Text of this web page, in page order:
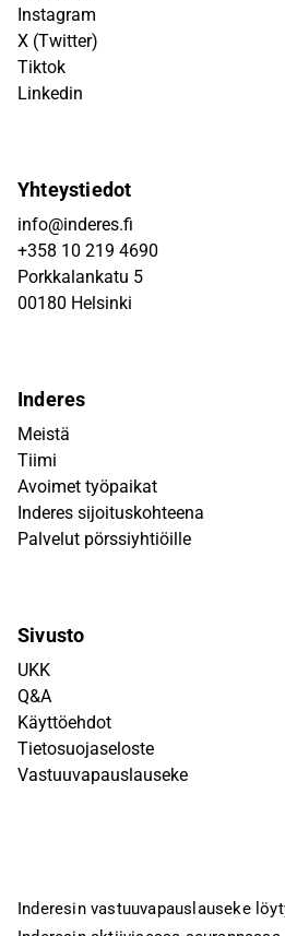
Instagram
X (Twitter)
Tiktok
Linkedin
Yhteystiedot
info@inderes.fi
+358 10 219 4690
Porkkalankatu 5
00180 Helsinki
Inderes
Meistä
Tiimi
Avoimet työpaikat
Inderes sijoituskohteena
Palvelut pörssiyhtiöille
Sivusto
UKK
Q&A
Käyttöehdot
Tietosuojaseloste
Vastuuvapauslauseke
Inderesin vastuuvapauslauseke